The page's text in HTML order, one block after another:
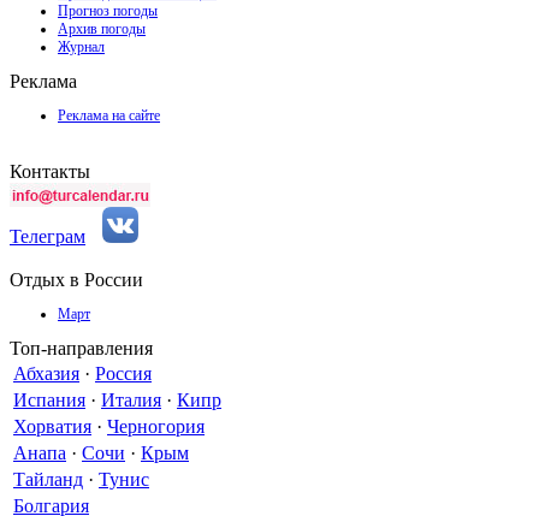
Прогноз погоды
Архив погоды
Журнал
Реклама
Реклама на сайте
Контакты
Телеграм
Отдых в России
Март
Топ-направления
Абхазия · Россия
Испания · Италия · Кипр
Хорватия · Черногория
Анапа · Сочи · Крым
Тайланд · Тунис
Болгария